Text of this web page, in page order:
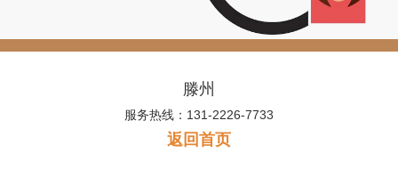
滕州
服务热线：131-2226-7733
返回首页